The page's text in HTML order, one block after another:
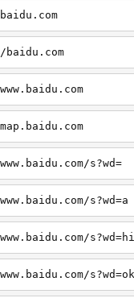
s?wd=
s?wd=a
s?wd=hi